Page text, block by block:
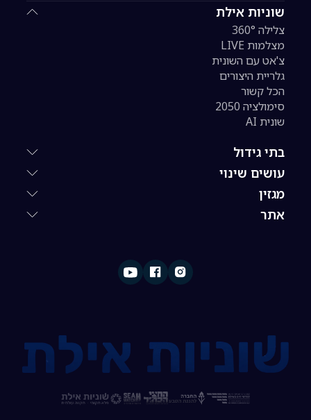
שוניות אילת
צלילה 360°
מצלמות LIVE
צ'אט עם השונית
גלריית היצורים
הכל קשור
סימולציה 2050
שונית AI
בתי גידול
עושים שינוי
מגזין
אתר